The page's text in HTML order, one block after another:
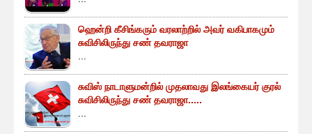
ஹென்றி கீசிங்கரும் வரலாற்றில் அவர் வகிபாகமும்
சுவிசிலிருந்து சண் தவராஜா
சுவிஸ் நாடாளுமன்றில் முதலாவது இலங்கையர் குரல்
சுவிசிலிருந்து சண் தவராஜா.....